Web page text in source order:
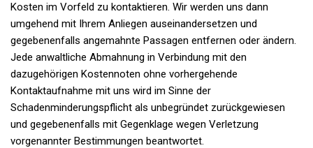
Kosten im Vorfeld zu kontaktieren. Wir werden uns dann
umgehend mit Ihrem Anliegen auseinandersetzen und
gegebenenfalls angemahnte Passagen entfernen oder ändern.
Jede anwaltliche Abmahnung in Verbindung mit den
dazugehörigen Kostennoten ohne vorhergehende
Kontaktaufnahme mit uns wird im Sinne der
Schadenminderungspflicht als unbegründet zurückgewiesen
und gegebenenfalls mit Gegenklage wegen Verletzung
vorgenannter Bestimmungen beantwortet.